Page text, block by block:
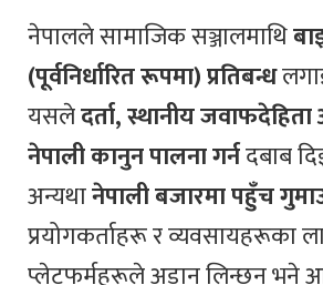
नेपालले सामाजिक सञ्जालमाथि
(पूर्वनिर्धारित रूपमा) प्रतिबन्ध
यसलेदर्ता, स्थानीय
नेपाली कानुन पालना गर्नदबाब
अन्यथानेपाली बजारमा पहुँच
प्रयोगकर्ताहरू र व्यवसायहरूका
प्लेटफर्महरूले अडान लिन्छन् भने